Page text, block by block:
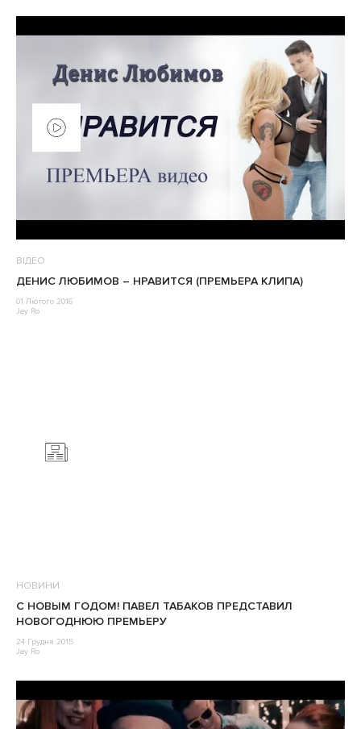
ВІДЕО
ДЕНИС ЛЮБИМОВ – НРАВИТСЯ (ПРЕМЬЕРА КЛИПА)
01 Лютого 2016
Jey Ro
НОВИНИ
С НОВЫМ ГОДОМ! ПАВЕЛ ТАБАКОВ ПРЕДСТАВИЛ
НОВОГОДНЮЮ ПРЕМЬЕРУ
24 Грудня 2015
Jey Ro